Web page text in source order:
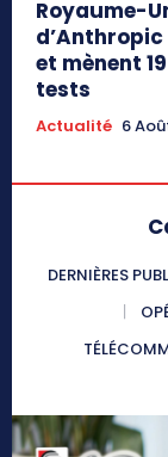
Royaume-
et mènent
tests
Actualité 6
DERNIÈRES